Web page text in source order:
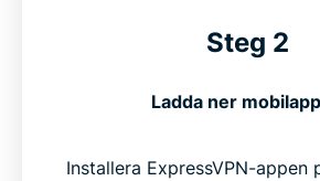
Steg 2
Ladda ner
Installera ExpressVPN-appen